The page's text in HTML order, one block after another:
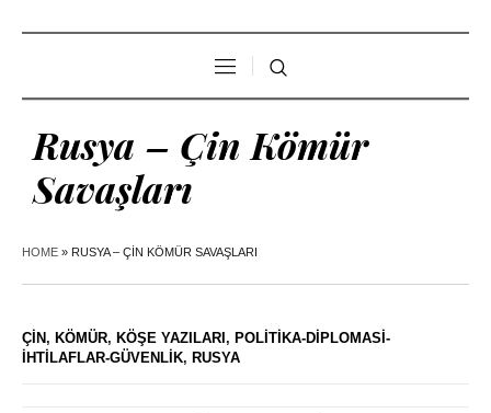
Rusya – Çin Kömür
Savaşları
HOME » RUSYA – ÇIN KÖMÜR SAVAŞLARI
ÇIN , KÖMÜR, KÖŞE YAZILARI , POLITIKA-DIPLOMASI-
İHTILAFLAR-GÜVENLIK, RUSYA